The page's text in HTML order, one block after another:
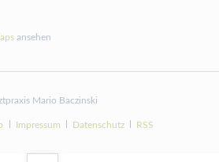
ansehen
Mario Baczinski
Impressum Datenschutz RSS